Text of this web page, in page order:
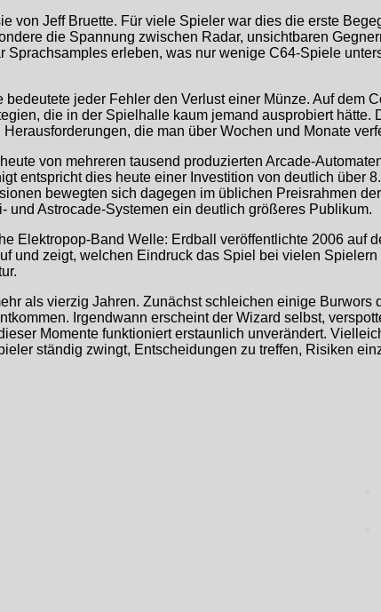
von Jeff Bruette. Für viele Spieler war dies die erste
die Spannung zwischen Radar, unsichtbaren
erleben, was nur wenige C64-Spiele
jeder Fehler den Verlust einer Münze. Auf dem
die in der Spielhalle kaum jemand ausprobiert hätte.
die man über Wochen und Monate
von mehreren tausend produzierten Arcade-
entspricht dies heute einer Investition von deutlich über
bewegten sich dagegen im üblichen Preisrahmen
und Astrocade-Systemen ein deutlich größeres Publikum.
Elektropop-Band Welle: Erdball veröffentlichte 2006 auf
und zeigt, welchen Eindruck das Spiel bei vielen
als vierzig Jahren. Zunächst schleichen einige Burwors
Irgendwann erscheint der Wizard selbst,
Momente funktioniert erstaunlich unverändert.
ständig zwingt, Entscheidungen zu treffen, Risiken